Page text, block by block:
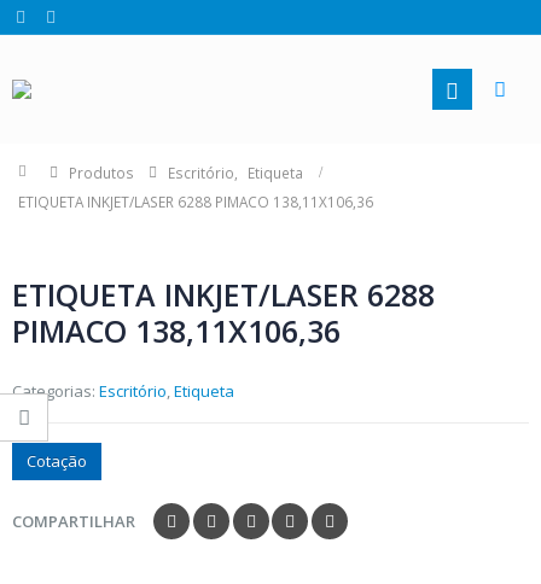
Produtos Escritório
Etiqueta
ETIQUETA INKJET/LASER 6288 PIMACO 138,11X106,36
ETIQUETA INKJET/LASER 6288
PIMACO 138,11X106,36
Categorias: Escritório,Etiqueta
Cotação
COMPARTILHAR